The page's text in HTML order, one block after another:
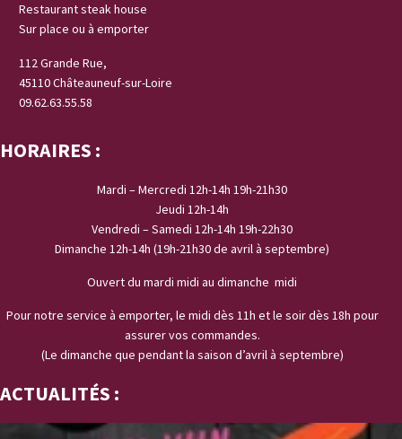
Restaurant steak house
Sur place ou à emporter
112 Grande Rue,
45110 Châteauneuf-sur-Loire
09.62.63.55.58
HORAIRES :
Mardi – Mercredi 12h-14h 19h-21h30
Jeudi 12h-14h
Vendredi – Samedi 12h-14h 19h-22h30
Dimanche 12h-14h (19h-21h30 de avril à septembre)
Ouvert du mardi midi au dimanche midi
Pour notre service à emporter, le midi dès 11h et le soir dès 18h pour
assurer vos commandes.
(Le dimanche que pendant la saison d’avril à septembre)
ACTUALITÉS :